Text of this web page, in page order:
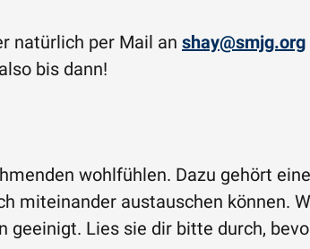
natürlich per Mail an shay@smjg.org
bis dann!
wohlfühlen. Dazu gehört
miteinander austauschen können.
Lies sie dir bitte durch,